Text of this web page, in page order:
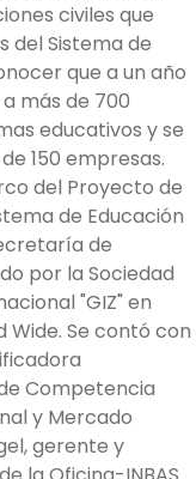
civiles que
del Sistema de
que a un año
más de 700
educativos y se
150 empresas.
del Proyecto de
de Educación
de
por la Sociedad
"GIZ" en
Wide. Se contó con
Competencia
y Mercado
gerente y